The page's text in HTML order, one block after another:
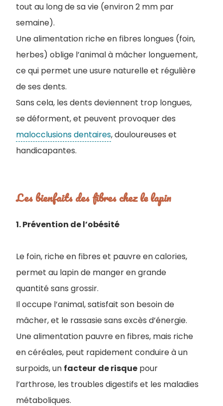
tout au long de sa vie (environ 2 mm par
semaine).
Une alimentation riche en fibres longues (foin,
herbes) oblige l’animal à mâcher longuement,
ce qui permet une usure naturelle et régulière
de ses dents.
Sans cela, les dents deviennent trop longues,
se déforment, et peuvent provoquer des
malocclusions dentaires, douloureuses et
handicapantes.
Les bienfaits des fibres chez le lapin
1. Prévention de l’obésité
Le foin, riche en fibres et pauvre en calories,
permet au lapin de manger en grande
quantité sans grossir.
Il occupe l’animal, satisfait son besoin de
mâcher, et le rassasie sans excès d’énergie.
Une alimentation pauvre en fibres, mais riche
en céréales, peut rapidement conduire à un
surpoids, un facteur de risque pour
l’arthrose, les troubles digestifs et les maladies
métaboliques.